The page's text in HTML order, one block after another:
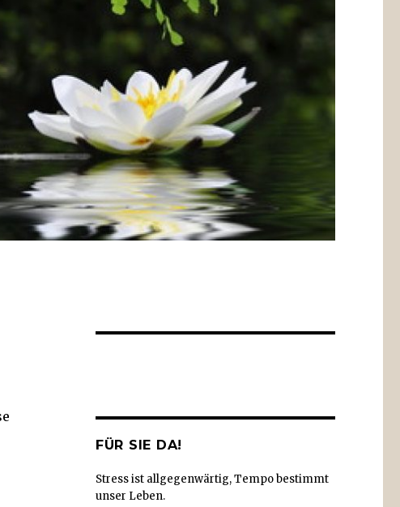
FÜR SIE DA!
Stress ist allgegenwärtig, Tempo bestimmt
unser Leben.